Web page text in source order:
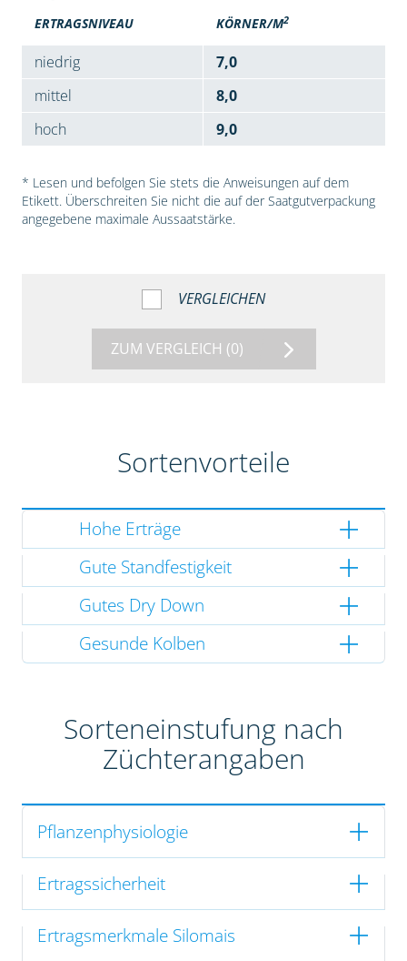
ERTRAGSNIVEAU KÖRNER/M2
niedrig
7,0
mittel
8,0
hoch
9,0
* Lesen und befolgen Sie stets die Anweisungen auf dem
Etikett. Überschreiten Sie nicht die auf der Saatgutverpackung
angegebene maximale Aussaatstärke.
VERGLEICHEN
ZUM VERGLEICH (0)
Sortenvorteile
Hohe Erträge
Gute Standfestigkeit
Gutes Dry Down
Gesunde Kolben
Sorteneinstufung nach
Züchterangaben
Pflanzenphysiologie
Ertragssicherheit
Ertragsmerkmale Silomais